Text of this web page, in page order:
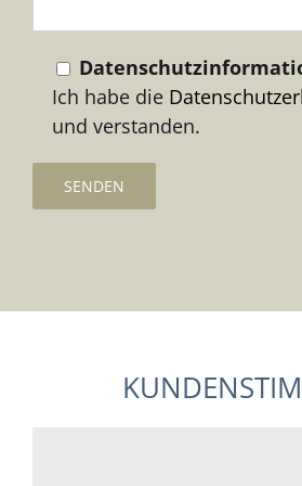
Ich habe die
und verstanden.